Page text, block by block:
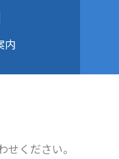
内
せください。